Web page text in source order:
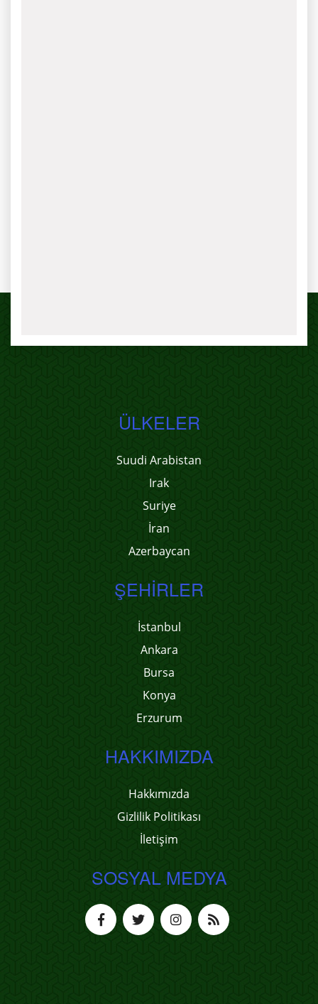
ÜLKELER
Suudi Arabistan
Irak
Suriye
İran
Azerbaycan
ŞEHIRLER
İstanbul
Ankara
Bursa
Konya
Erzurum
HAKKIMIZDA
Hakkımızda
Gizlilik Politikası
İletişim
SOSYAL MEDYA